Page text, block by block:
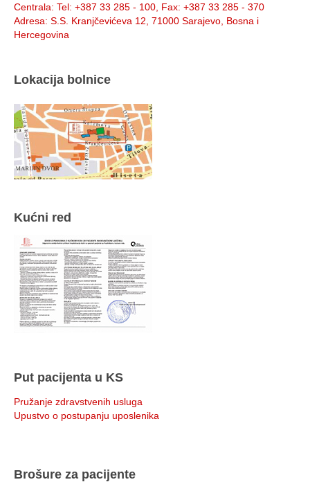
Centrala: Tel: +387 33 285 - 100, Fax: +387 33 285 - 370
Adresa: S.S. Kranjčevićeva 12, 71000 Sarajevo, Bosna i
Hercegovina
Lokacija bolnice
Kućni red
Put pacijenta u KS
Pružanje zdravstvenih usluga
Upustvo o postupanju uposlenika
Brošure za pacijente